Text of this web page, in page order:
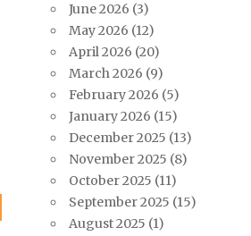
June 2026 (3)
May 2026 (12)
April 2026 (20)
March 2026 (9)
February 2026 (5)
January 2026 (15)
December 2025 (13)
November 2025 (8)
October 2025 (11)
September 2025 (15)
August 2025 (1)